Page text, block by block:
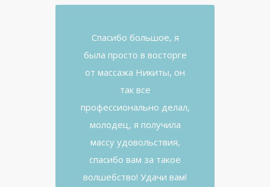
Спасибо большое, я
была просто в восторге
от массажа Никиты, он
так все
профессионально делал,
молодец, я получила
массу удовольствия,
спасибо вам за такое
волшебство! Удачи вам!